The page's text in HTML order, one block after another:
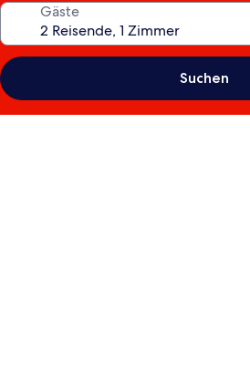
Gäste
Suchen